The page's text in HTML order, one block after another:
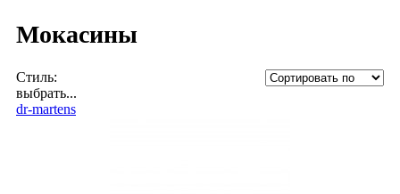
Мокасины
Стиль:
выбрать...
dr-martens